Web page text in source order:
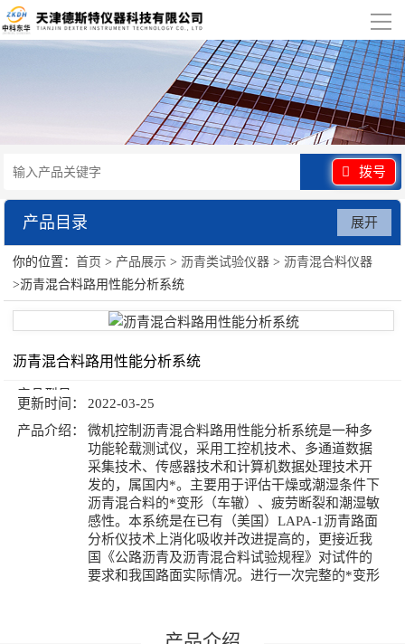
导
航
产品展示
行业应用
视频展示
资讯中心
联系我们
拨号
产品目录
沥青类试验仪器
展开
你的位置：首页 > 产品展示 >沥青类试验仪器 >沥青混合料仪器
>沥青混合料路用性能分析系统
沥青混合料路用性能分析系统
产品型号：
更新时间：
2022-03-25
产品介绍：
微机控制沥青混合料路用性能分析系统是一种多
功能轮载测试仪，采用工控机技术、多通道数据
采集技术、传感器技术和计算机数据处理技术开
发的，属国内*。主要用于评估干燥或潮湿条件下
沥青混合料的*变形（车辙）、疲劳断裂和潮湿敏
感性。本系统是在已有（美国）LAPA-1沥青路面
分析仪技术上消化吸收并改进提高的，更接近我
国《公路沥青及沥青混合料试验规程》对试件的
要求和我国路面实际情况。进行一次完整的*变形